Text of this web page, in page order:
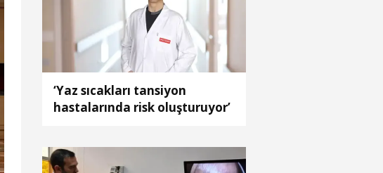
‘Yaz sıcakları tansiyon
hastalarında risk oluşturuyor’